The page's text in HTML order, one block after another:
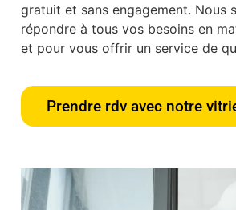
gratuit et sans engagement. Nous
répondre à tous vos besoins en
et pour vous offrir un service de
Prendre rdv avec notre